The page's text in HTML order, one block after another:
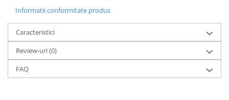
Informatii conformitate produs
Caracteristici
Review-uri(0)
FAQ